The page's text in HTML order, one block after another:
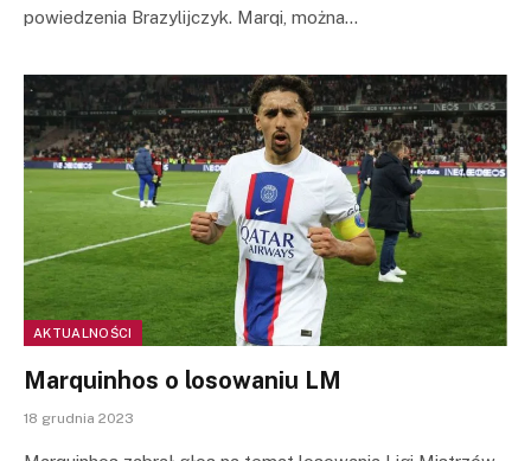
powiedzenia Brazylijczyk. Marqi, można…
AKTUALNOŚCI
Marquinhos o losowaniu LM
18 grudnia 2023